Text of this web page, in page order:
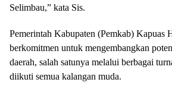
Selimbau,” kata Sis.
Pemerintah Kabupaten (Pemkab) Kapuas
berkomitmen untuk mengembangkan
daerah, salah satunya melalui berbagai
diikuti semua kalangan muda.